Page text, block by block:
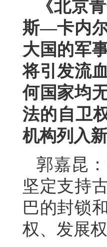
《北京
斯—卡内
大国的军
将引发流
何国家均
法的自卫
机构列入
郭嘉昆
坚定支持
巴的封锁
权、发展权